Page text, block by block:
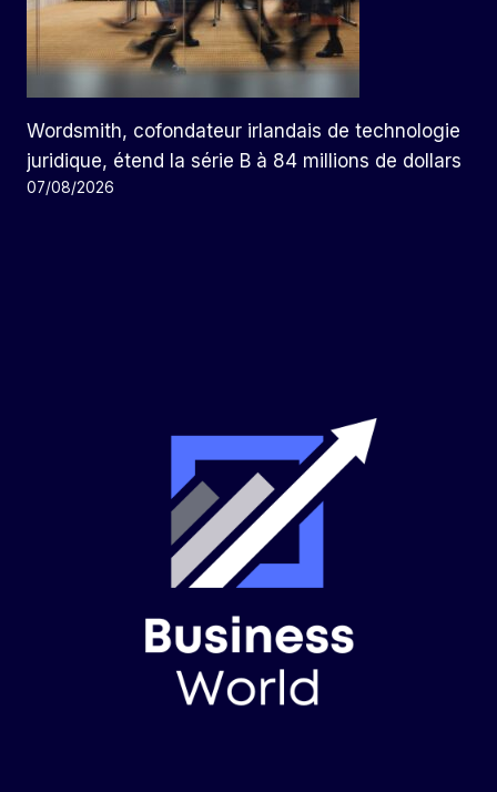
Wordsmith, cofondateur irlandais de technologie
juridique, étend la série B à 84 millions de dollars
07/08/2026